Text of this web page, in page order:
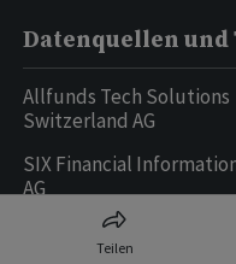
Teilen
Datenquellen
Allfunds Tech Solutions
Switzerland AG
SIX Financial
AG